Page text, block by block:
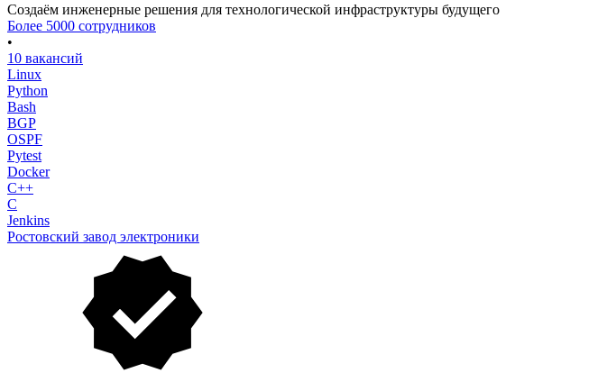
Создаём инженерные решения для технологической инфраструктуры будущего
Более 5000 сотрудников
•
10 вакансий
Linux
Python
Bash
BGP
OSPF
Pytest
Docker
C++
C
Jenkins
Ростовский завод электроники